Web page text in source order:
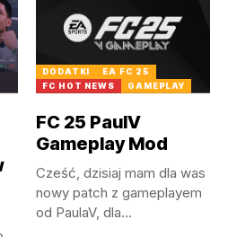
DODATKI
EA FC 25
FC HOT NEWS
GAMEPLAY
FC 25 PaulV
Gameplay Mod
Cześć, dzisiaj mam dla was
nowy patch z gameplayem
od PaulaV, dla...